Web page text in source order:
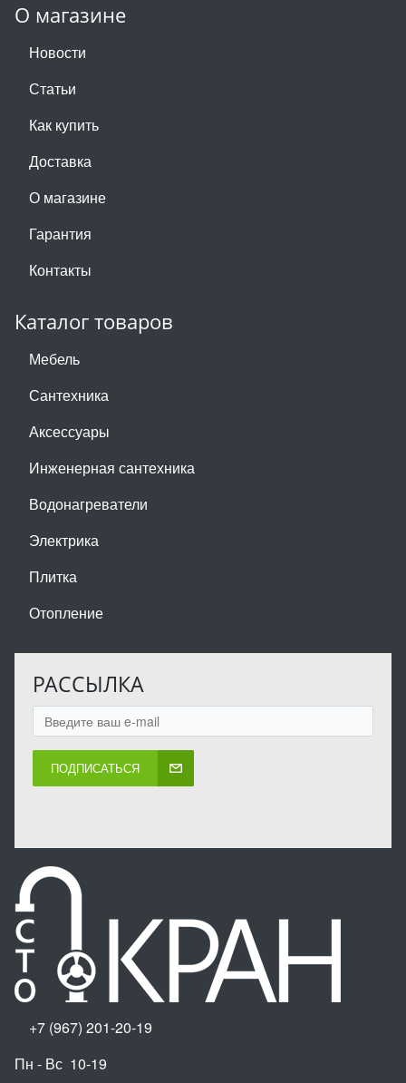
О магазине
Новости
Статьи
Как купить
Доставка
О магазине
Гарантия
Контакты
Каталог товаров
Мебель
Сантехника
Аксессуары
Инженерная сантехника
Водонагреватели
Электрика
Плитка
Отопление
РАССЫЛКА
ПОДПИСАТЬСЯ
+7 (967) 201-20-19
Пн - Вс 10-19